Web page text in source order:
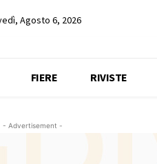
Agosto 6, 2026
FIERE RIVISTE
- Advertisement -